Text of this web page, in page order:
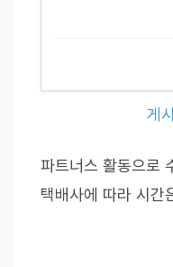
게
파트너스 활동으로
택배사에 따라 시간